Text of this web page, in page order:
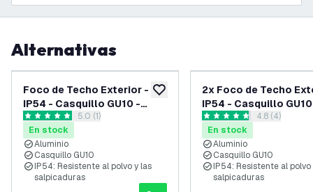
Alternativas
añadir a lista de deseos
Foco de Techo Exterior -
IP54 - Casquillo GU10 -
Negro
abrir el panel de reseñas
5 estrellas de puntuación
5.0 (1)
En stock
Aluminio
Casquillo GU10
IP54: Resistente al polvo y las
salpicaduras
2x Foco de Techo
IP54 - Casquillo
Negro
abrir el panel
4.8 estrellas de puntuación
4.8 (4)
En stock
Aluminio
Casquillo GU10
IP54: Resistente al polvo
salpicaduras